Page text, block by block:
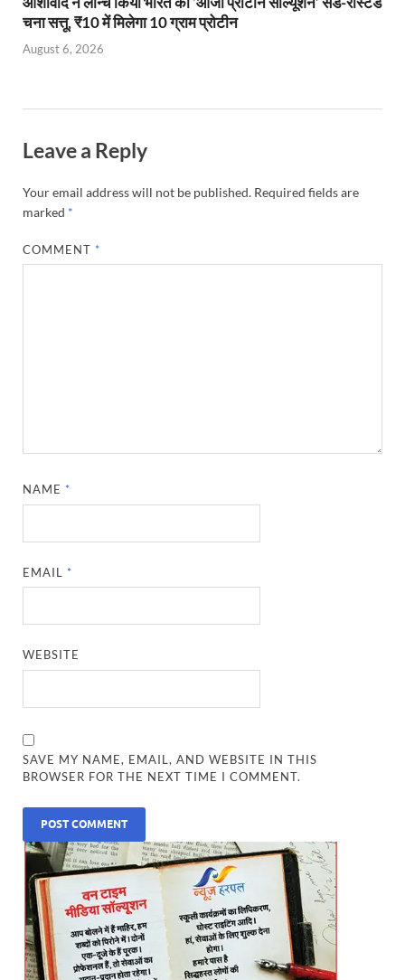
चना सत्तू, ₹10 में मिलेगा 10 ग्राम प्रोटीन
August 6, 2026
Leave a Reply
Your email address will not be published. Required fields are
marked *
COMMENT *
NAME *
EMAIL *
WEBSITE
SAVE MY NAME, EMAIL, AND WEBSITE IN THIS
BROWSER FOR THE NEXT TIME I COMMENT.